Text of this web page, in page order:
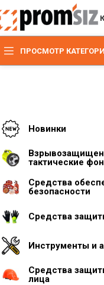
ПРОСМОТР
Новинки
тактические
Средства
безопасности
Средства
Инструменты и
Средства
лица